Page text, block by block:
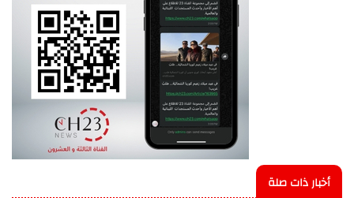
أخبار ذات صلة